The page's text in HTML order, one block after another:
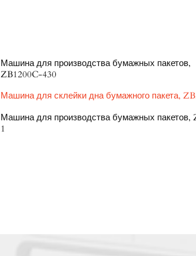
Машина для производства бумажных пакетов,
ZB1200C-430
Машина для склейки дна бумажного пакета,
Машина для производства бумажных пакетов,
1